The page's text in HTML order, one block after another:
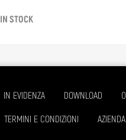
IN STOCK
IN EVIDENZA DOWNLOAD
TERMINI E CONDIZIONI
AZIENDA